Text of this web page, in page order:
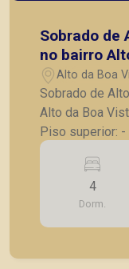
Sobrado de
no bairro
de Ribeirão
Alto da Boa
Sobrado de
Alto da Boa
Piso superior:
sendo 2 suítes,
Banheiro
no corredor;
Lavabo - Sala
Banheiro
4
Dorm.